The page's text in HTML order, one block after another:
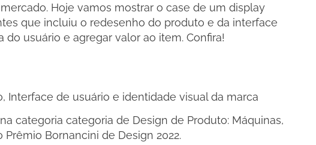
Hoje vamos mostrar o case de um display
que incluiu o redesenho do produto e da interface
do usuário e agregar valor ao item. Confira!
Interface de usuário e identidade visual da marca
categoria categoria de Design de Produto: Máquinas,
Bornancini de Design 2022.